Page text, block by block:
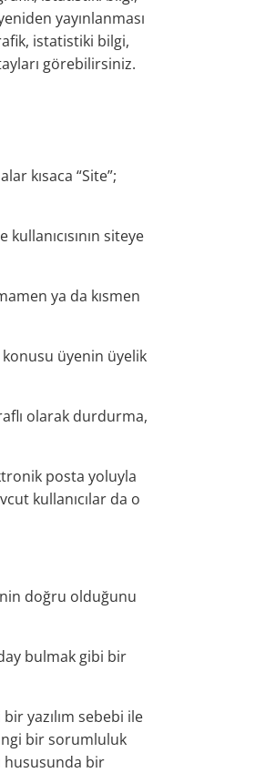
yayınlanması
istatistiki bilgi,
görebilirsiniz.
kısaca “Site”;
siteye
ya da kısmen
konusu üyenin üyelik
olarak durdurma,
posta yoluyla
kullanıcılar da o
doğru olduğunu
bulmak gibi bir
yazılım sebebi ile
bir sorumluluk
hususunda bir